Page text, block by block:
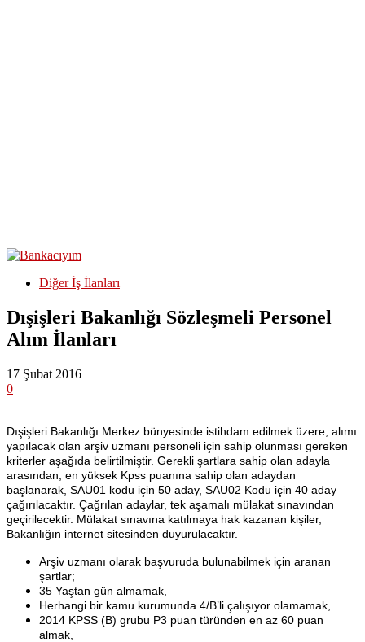
Diğer İş İlanları
Dışişleri Bakanlığı Sözleşmeli Personel
Alım İlanları
17 Şubat 2016
0
Dışişleri Bakanlığı Merkez bünyesinde istihdam edilmek üzere, alımı
yapılacak olan arşiv uzmanı personeli için sahip olunması gereken
kriterler aşağıda belirtilmiştir. Gerekli şartlara sahip olan adayla
arasından, en yüksek Kpss puanına sahip olan adaydan
başlanarak, SAU01 kodu için 50 aday, SAU02 Kodu için 40 aday
çağırılacaktır. Çağrılan adaylar, tek aşamalı mülakat sınavından
geçirilecektir. Mülakat sınavına katılmaya hak kazanan kişiler,
Bakanlığın internet sitesinden duyurulacaktır.
Arşiv uzmanı olarak başvuruda bulunabilmek için aranan
şartlar;
35 Yaştan gün almamak,
Herhangi bir kamu kurumunda 4/B’li çalışıyor olamamak,
2014 KPSS (B) grubu P3 puan türünden en az 60 puan
almak,